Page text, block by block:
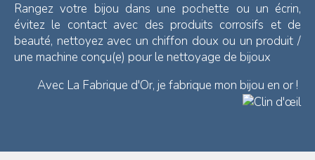
Rangez votre bijou dans une pochette ou un écrin,
évitez le contact avec des produits corrosifs et de
beauté, nettoyez avec un chiffon doux ou un produit /
une machine conçu(e) pour le nettoyage de bijoux
Avec La Fabrique d'Or, je fabrique mon bijou en or !